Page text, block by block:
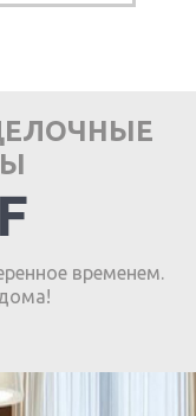
временем.